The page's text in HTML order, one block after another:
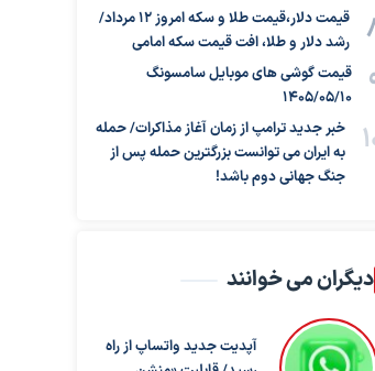
قیمت دلار،قیمت طلا و سکه امروز ۱۲ مرداد/
رشد دلار و طلا، افت قیمت سکه امامی
قیمت گوشی های موبایل سامسونگ
1405/05/10
خبر جدید ترامپ از زمان آغاز مذاکرات/ حمله
به ایران می توانست بزرگترین حمله پس از
جنگ جهانی دوم باشد!
دیگران می خوانند
آپدیت جدید واتساپ از راه